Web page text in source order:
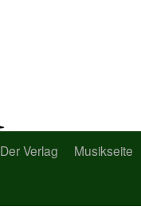
Der Verlag Musikseite